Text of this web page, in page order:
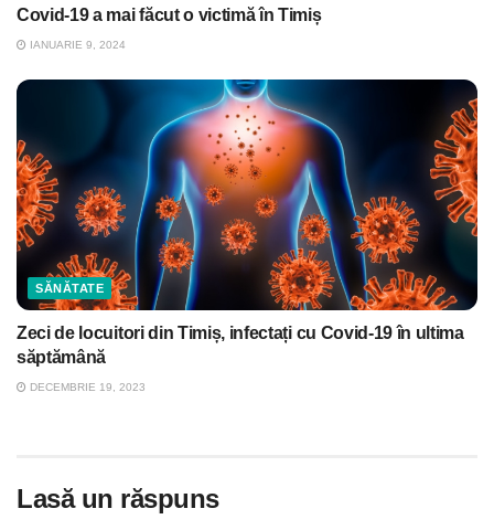
Covid-19 a mai făcut o victimă în Timiș
IANUARIE 9, 2024
SĂNĂTATE
Zeci de locuitori din Timiș, infectați cu Covid-19 în ultima
săptămână
DECEMBRIE 19, 2023
Lasă un răspuns